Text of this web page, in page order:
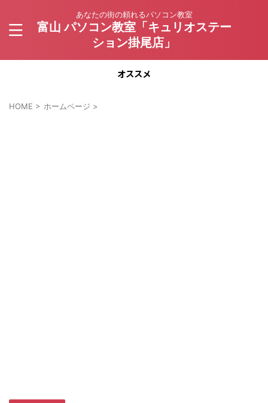
あなたの街の頼れるパソコン教室
富山 パソコン教室「キュリオステー
ション掛尾店」
オススメ
HOME > ホームページ >